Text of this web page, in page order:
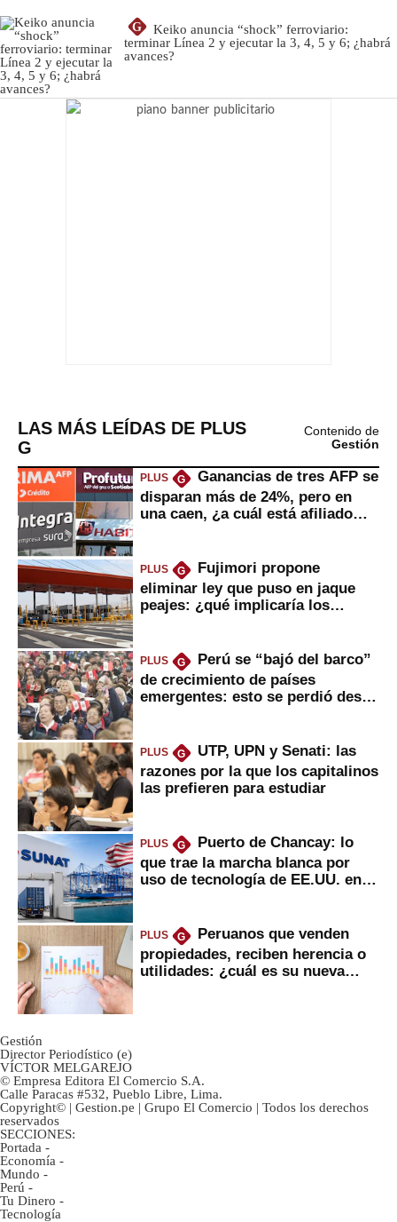
G
Keiko anuncia “shock” ferroviario:
terminar Línea 2 y ejecutar la 3, 4, 5 y 6; ¿habrá
avances?
LAS MÁS LEÍDAS DE PLUS
G
Contenido de
Gestión
PLUS G
Ganancias de tres AFP se
disparan más de 24%, pero en
una caen, ¿a cuál está afiliado
PLUS G
Fujimori propone
eliminar ley que puso en jaque
peajes: ¿qué implicaría los
PLUS G
Perú se “bajó del barco”
de crecimiento de países
emergentes: esto se perdió desde
PLUS G
UTP, UPN y Senati: las
razones por la que los capitalinos
las prefieren para estudiar
PLUS G
Puerto de Chancay: lo
que trae la marcha blanca por
uso de tecnología de EE.UU. en
PLUS G
Peruanos que venden
propiedades, reciben herencia o
utilidades: ¿cuál es su nueva
Gestión
Director Periodístico (e)
VÍCTOR MELGAREJO
© Empresa Editora El Comercio S.A.
Calle Paracas #532, Pueblo Libre, Lima.
Copyright© | Gestion.pe | Grupo El Comercio | Todos los derechos
reservados
SECCIONES:
Portada -
Economía -
Mundo -
Perú -
Tu Dinero -
Tecnología